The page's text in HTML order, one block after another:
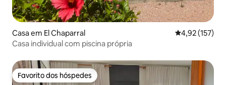
Casa em El Chaparral Classificação
4,92 (157)
Casa individual com piscina própria
Favorito dos hóspedes
Favorito dos hóspedes